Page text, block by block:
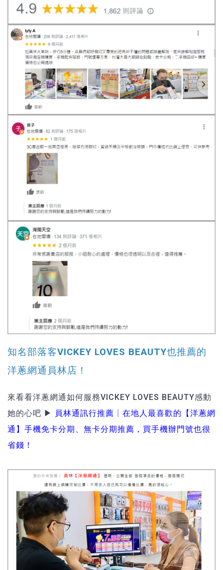
知名部落客VICKEY LOVES BEAUTY也推薦的
洋蔥網通員林店！
來看看洋蔥網通如何服務VICKEY LOVES BEAUTY感動
她的心吧 ▶
員林通訊行推薦│在地人最喜歡的【洋蔥網
通】手機免卡分期、無卡分期推薦，買手機辦門號也很
省錢！